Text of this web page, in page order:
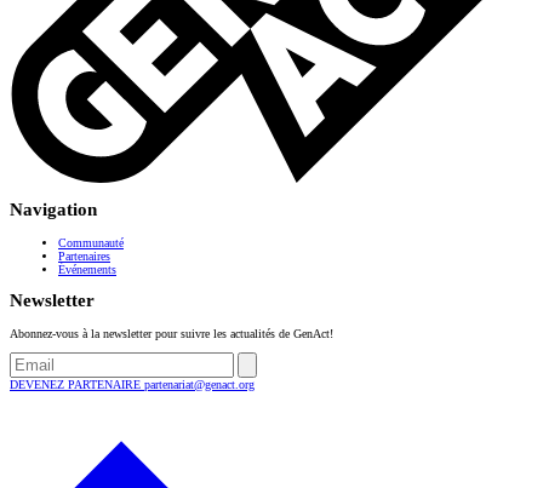
Navigation
Communauté
Partenaires
Événements
Newsletter
Abonnez-vous à la newsletter pour suivre les actualités de GenAct!
DEVENEZ PARTENAIRE partenariat@genact.org